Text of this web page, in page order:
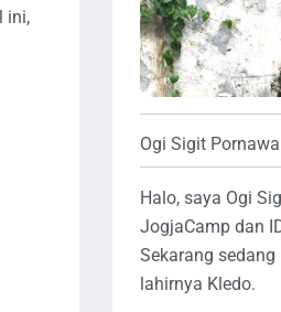
ini,
Ogi Sigit
Halo, saya Ogi
JogjaCamp dan
Sekarang
lahirnya Kledo.